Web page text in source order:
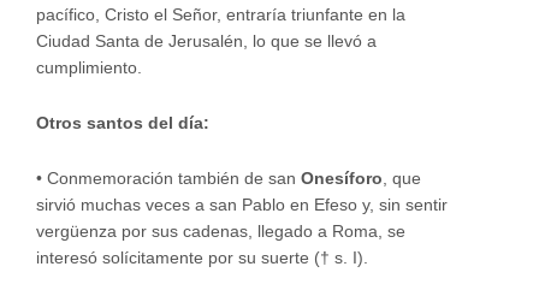
pacífico, Cristo el Señor, entraría triunfante en la
Ciudad Santa de Jerusalén, lo que se llevó a
cumplimiento.
Otros santos del día:
• Conmemoración también de san Onesíforo, que
sirvió muchas veces a san Pablo en Efeso y, sin sentir
vergüenza por sus cadenas, llegado a Roma, se
interesó solícitamente por su suerte († s. I).